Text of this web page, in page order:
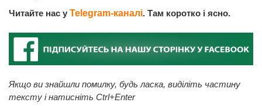
Читайте нас у Telegram-каналі. Там коротко і ясно.
Якщо ви знайшли помилку, будь ласка, виділіть частину
тексту і натисніть Ctrl+Enter